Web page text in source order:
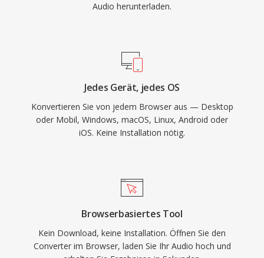
Audio herunterladen.
Jedes Gerät, jedes OS
Konvertieren Sie von jedem Browser aus — Desktop
oder Mobil, Windows, macOS, Linux, Android oder
iOS. Keine Installation nötig.
Browserbasiertes Tool
Kein Download, keine Installation. Öffnen Sie den
Converter im Browser, laden Sie Ihr Audio hoch und